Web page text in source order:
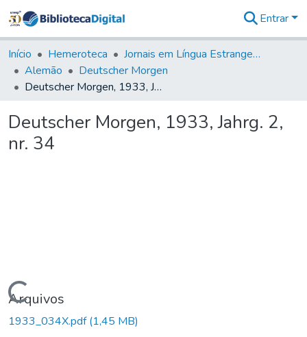
&
Coleções
Tudo na
Biblioteca
Estatísticas
Entrar
Início Hemeroteca
Jornais em Língua Estrangeira
Alemão
Deutscher Morgen
Deutscher Morgen, 1933, Jahrg. 2, nr. 34
Deutscher Morgen, 1933, Jahrg. 2,
nr. 34
Carregando...
Arquivos
1933_034X.pdf(1,45 MB)